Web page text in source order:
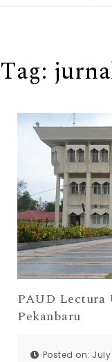
Tag:
PAUD Lectura
Pekanbaru
Posted on: July